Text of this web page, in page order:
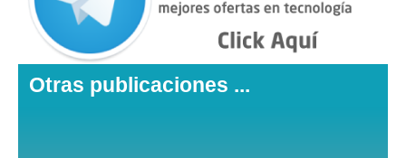
Otras publicaciones ...